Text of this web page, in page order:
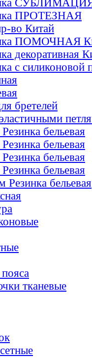
ПРОТЕЗНАЯ
во Китай
ПОМОЧНАЯ
декоративная
с силиконовой
бретелей
бельевая
бельевая
бельевая
бельевая
Резинка бельевая
тканевые